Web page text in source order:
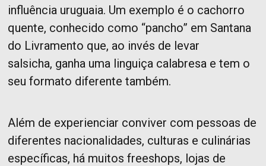
influência uruguaia. Um exemplo é o cachorro
quente, conhecido como “pancho” em Santana
do Livramento que, ao invés de levar
salsicha, ganha uma linguiça calabresa e tem o
seu formato diferente também.
Além de experienciar conviver com pessoas de
diferentes nacionalidades, culturas e culinárias
específicas, há muitos freeshops, lojas de